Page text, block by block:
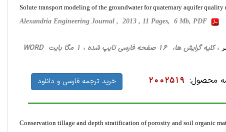
Solute transport modeling of the groundwater for quaternary aquifer
Alexandria Engineering Journal , 2013 , 11 Pages, 6 Mb, PDF
، کلیه گرایش ها، 16 صفحه فارسی تایپ شده ، 1 مگا بایت WORD
محصول: 2002519 خرید ترجمه فارسی و دانلود
Conservation tillage and depth stratification of porosity and soil organic